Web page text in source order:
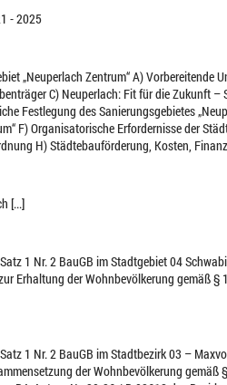
- 2025
„Neuperlach Zentrum“ A)
C) Neuperlach: Fit für die Zukunft
Festlegung des Sanierungsgebietes
F) Organisatorische Erfordernisse der
H) Städtebauförderung, Kosten,
[...]
1 Nr. 2 BauGB im Stadtgebiet 04
Erhaltung der Wohnbevölkerung gemäß
1 Nr. 2 BauGB im Stadtbezirk 03 –
der Wohnbevölkerung gemäß